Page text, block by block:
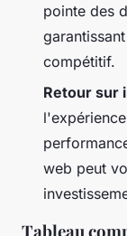
pointe des
compétitif.
Retour sur
web peut
Tableau